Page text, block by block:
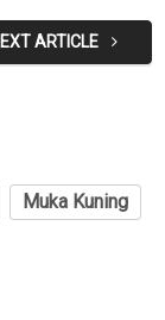
ARTICLE
Muka Kuning